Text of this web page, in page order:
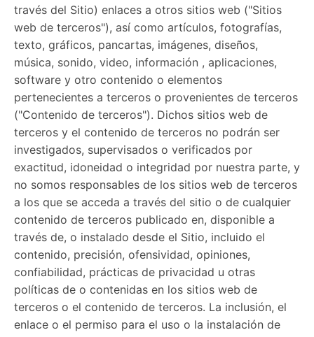
través del Sitio) enlaces a otros sitios web ("Sitios
web de terceros"), así como artículos, fotografías,
texto, gráficos, pancartas, imágenes, diseños,
música, sonido, video, información , aplicaciones,
software y otro contenido o elementos
pertenecientes a terceros o provenientes de terceros
("Contenido de terceros"). Dichos sitios web de
terceros y el contenido de terceros no podrán ser
investigados, supervisados ​​o verificados por
exactitud, idoneidad o integridad por nuestra parte, y
no somos responsables de los sitios web de terceros
a los que se acceda a través del sitio o de cualquier
contenido de terceros publicado en, disponible a
través de, o instalado desde el Sitio, incluido el
contenido, precisión, ofensividad, opiniones,
confiabilidad, prácticas de privacidad u otras
políticas de o contenidas en los sitios web de
terceros o el contenido de terceros. La inclusión, el
enlace o el permiso para el uso o la instalación de